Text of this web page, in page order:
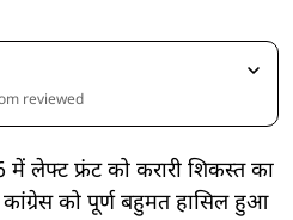
reviewed
लेफ्ट फ्रंट को करारी शिकस्त का
कांग्रेस को पूर्ण बहुमत हासिल हुआ